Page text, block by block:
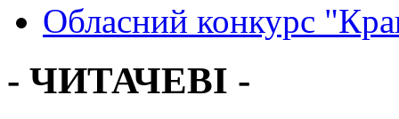
Обласний конкурс
- ЧИТАЧЕВІ -